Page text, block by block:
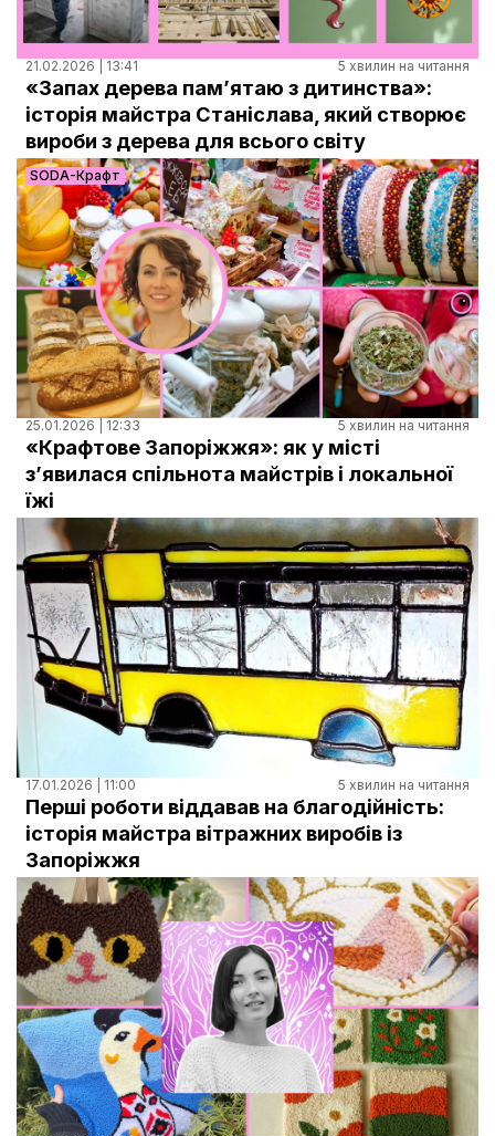
21.02.2026 | 13:41 5 хвилин на читання
«Запах дерева памʼятаю з дитинства»:
історія майстра Станіслава, який створює
вироби з дерева для всього світу
SODA-Крафт
25.01.2026 | 12:33 5 хвилин на читання
«Крафтове Запоріжжя»: як у місті
з’явилася спільнота майстрів і локальної
їжі
17.01.2026 | 11:00 5 хвилин на читання
Перші роботи віддавав на благодійність:
історія майстра вітражних виробів із
Запоріжжя